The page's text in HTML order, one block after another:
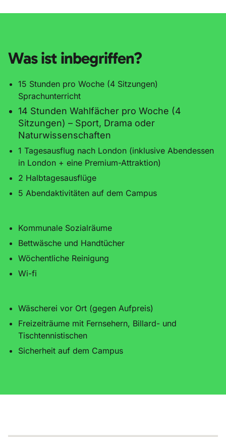
Was ist inbegriffen?
15 Stunden pro Woche (4 Sitzungen)
Sprachunterricht
14 Stunden Wahlfächer pro Woche (4
Sitzungen) – Sport, Drama oder
Naturwissenschaften
1 Tagesausflug nach London (inklusive Abendessen
in London + eine Premium-Attraktion)
2 Halbtagesausflüge
5 Abendaktivitäten auf dem Campus
Kommunale Sozialräume
Bettwäsche und Handtücher
Wöchentliche Reinigung
Wi-fi
Wäscherei vor Ort (gegen Aufpreis)
Freizeiträume mit Fernsehern, Billard- und
Tischtennistischen
Sicherheit auf dem Campus